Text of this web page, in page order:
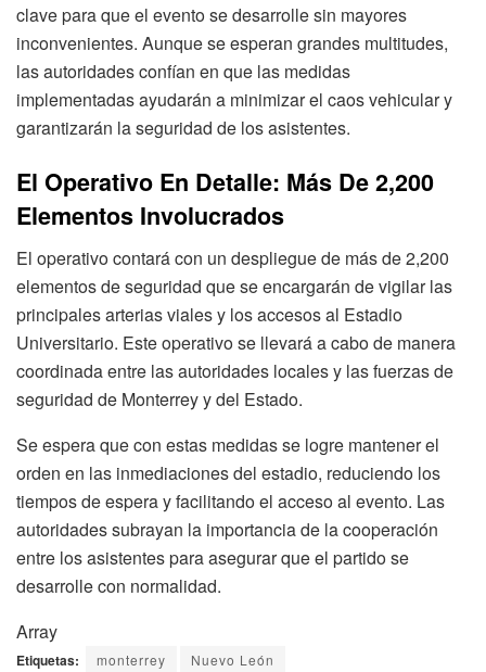
clave para que el evento se desarrolle sin mayores
inconvenientes. Aunque se esperan grandes multitudes,
las autoridades confían en que las medidas
implementadas ayudarán a minimizar el caos vehicular y
garantizarán la seguridad de los asistentes.
El Operativo En Detalle: Más De 2,200
Elementos Involucrados
El operativo contará con un despliegue de más de 2,200
elementos de seguridad que se encargarán de vigilar las
principales arterias viales y los accesos al Estadio
Universitario. Este operativo se llevará a cabo de manera
coordinada entre las autoridades locales y las fuerzas de
seguridad de Monterrey y del Estado.
Se espera que con estas medidas se logre mantener el
orden en las inmediaciones del estadio, reduciendo los
tiempos de espera y facilitando el acceso al evento. Las
autoridades subrayan la importancia de la cooperación
entre los asistentes para asegurar que el partido se
desarrolle con normalidad.
Array
Etiquetas: monterrey Nuevo León